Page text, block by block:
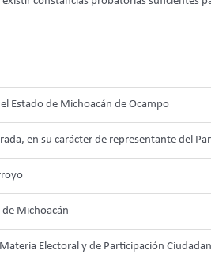
Estado de Michoacán de Ocampo
en su carácter de representante del
Michoacán
Electoral y de Participación